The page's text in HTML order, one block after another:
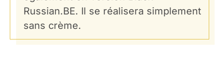
Russian.BE. Il se réalisera simplement
sans crème.